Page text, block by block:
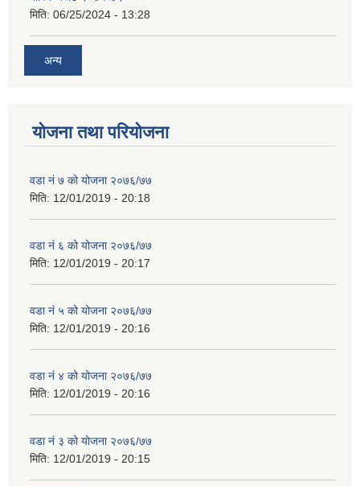
मिति: 06/25/2024 - 13:28
अन्य
योजना तथा परियोजना
वडा नं ७ को योजना २०७६/७७
मिति: 12/01/2019 - 20:18
वडा नं ६ को योजना २०७६/७७
मिति: 12/01/2019 - 20:17
वडा नं ५ को योजना २०७६/७७
मिति: 12/01/2019 - 20:16
वडा नं ४ को योजना २०७६/७७
मिति: 12/01/2019 - 20:16
वडा नं ३ को योजना २०७६/७७
मिति: 12/01/2019 - 20:15